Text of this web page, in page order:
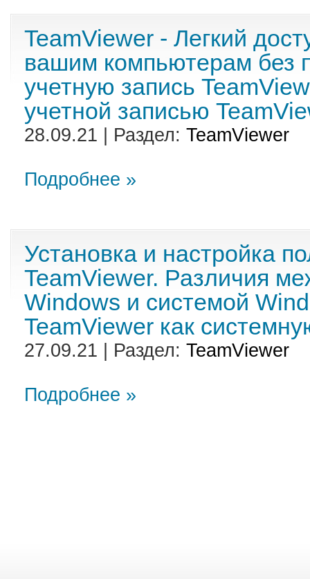
TeamViewer - Легкий
вашим компьютерам без
учетную запись
учетной записью
28.09.21 | Раздел: TeamViewer
Подробнее »
Установка и настройка
TeamViewer. Различия
Windows и системой
TeamViewer как
27.09.21 | Раздел: TeamViewer
Подробнее »